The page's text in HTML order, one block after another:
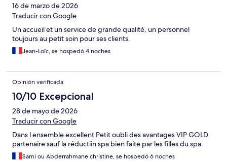
16 de marzo de 2026
Traducir con Google
Un accueil et un service de grande qualité, un personnel
toujours au petit soin pour ses clients.
Jean-Loïc, se hospedó 4 noches
Opinión verificada
10/10 Excepcional
28 de mayo de 2026
Traducir con Google
Dans l ensemble excellent Petit oubli des avantages VIP GOLD
partenaire sauf la réductiin spa bien faite par les filles du spa
Sami ou Abderrahmane christine, se hospedó 6 noches